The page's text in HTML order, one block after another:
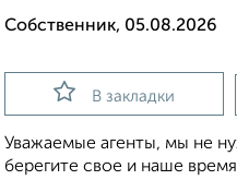
Собственник, 05.08.2026
В закладки
Уважаемые агенты, мы не
берегите свое и наше